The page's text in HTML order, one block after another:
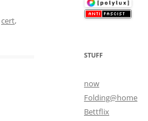
cert,
STUFF
now
Folding@home
Bettflix